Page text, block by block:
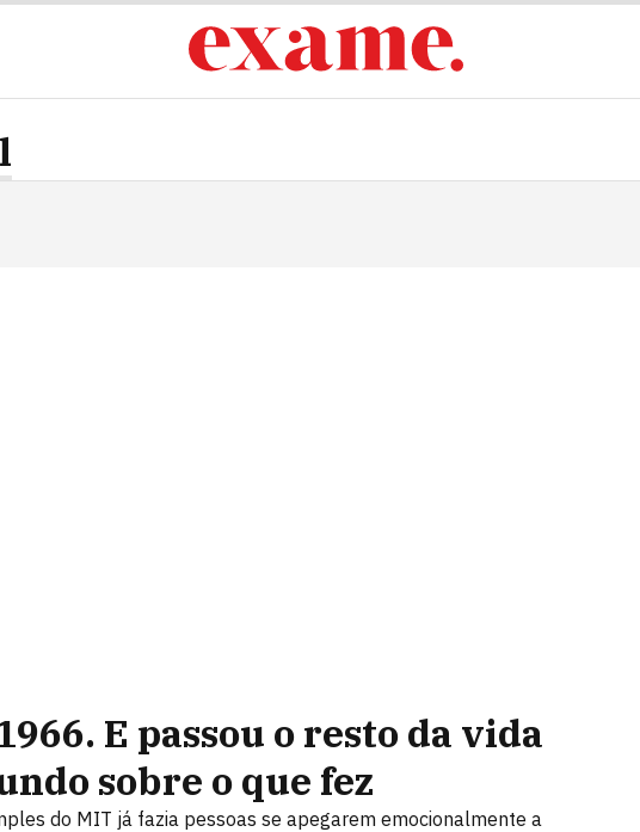
E passou o resto da vida
sobre o que fez
do MIT já fazia pessoas se apegarem emocionalmente a